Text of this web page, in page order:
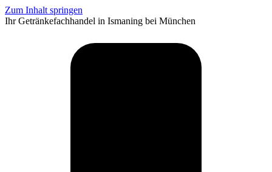
Zum Inhalt springen
Ihr Getränkefachhandel in Ismaning bei München